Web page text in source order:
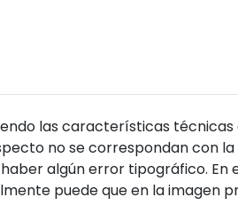
las características
no se correspondan con
algún error tipográfico.
puede que en la